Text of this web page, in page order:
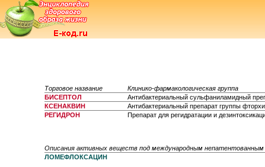
Торговое название Клинико-фармакологическая группа
БИСЕПТОЛ
Антибактериальный сульфаниламидный
КСЕНАКВИН Антибактериальный препарат группы
РЕГИДРОН Препарат для регидратации и
Описания активных веществ под международным непатентованным
ЛОМЕФЛОКСАЦИН